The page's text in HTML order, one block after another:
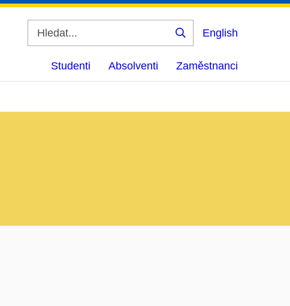
Vyhledat
English
Studenti Absolventi Zaměstnanci